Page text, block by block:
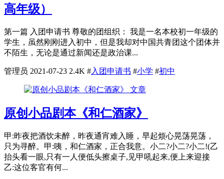
高年级）
第一篇 入团申请书 尊敬的团组织： 我是一名本校初一年级的
学生，虽然刚刚进入初中，但是我却对中国共青团这个团体并
不陌生，无论是通过新闻还是政治课...
管理员 2021-07-23 2.4K #入团申请书 #小学 #初中
文章
原创小品剧本《和仁酒家》
甲:昨夜把酒饮未醉，昨夜通宵难入睡，早起烦心晃荡晃荡，
只为寻醉。甲:咦，和仁酒家，正合我意。小二?小二?小二!(乙
抬头看一眼,只有一人便低头擦桌子,见甲吼起来,便上来迎接
乙:这位客官有何...